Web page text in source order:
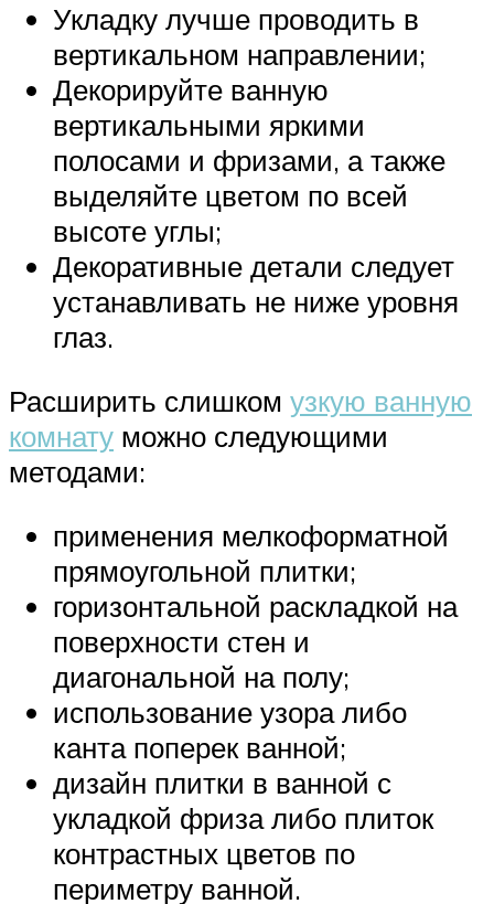
Укладку лучше проводить в
вертикальном направлении;
Декорируйте ванную
вертикальными яркими
полосами и фризами, а также
выделяйте цветом по всей
высоте углы;
Декоративные детали следует
устанавливать не ниже уровня
глаз.
Расширить слишком узкую ванную
комнату можно следующими
методами:
применения мелкоформатной
прямоугольной плитки;
горизонтальной раскладкой на
поверхности стен и
диагональной на полу;
использование узора либо
канта поперек ванной;
дизайн плитки в ванной с
укладкой фриза либо плиток
контрастных цветов по
периметру ванной.